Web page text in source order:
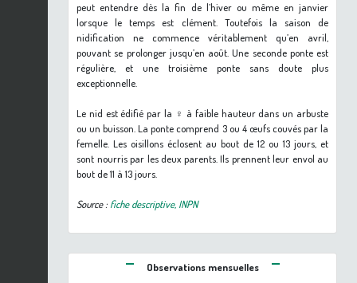
peut entendre dès la fin de l’hiver ou même en janvier
lorsque le temps est clément. Toutefois la saison de
nidification ne commence véritablement qu’en avril,
pouvant se prolonger jusqu’en août. Une seconde ponte est
régulière, et une troisième ponte sans doute plus
exceptionnelle.
Le nid est édifié par la ♀ à faible hauteur dans un arbuste
ou un buisson. La ponte comprend 3 ou 4 œufs couvés par la
femelle. Les oisillons éclosent au bout de 12 ou 13 jours, et
sont nourris par les deux parents. Ils prennent leur envol au
bout de 11 à 13 jours.
Source : fiche descriptive, INPN
Observations mensuelles